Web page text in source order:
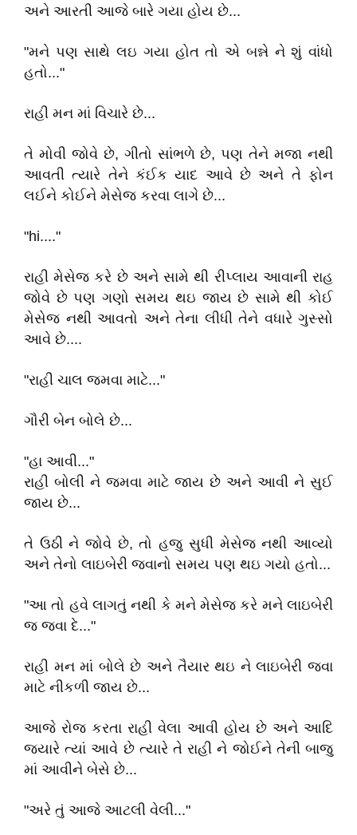
અને આરતી આજે બારે ગયા હોય છે...
"મને પણ સાથે લઇ ગયા હોત તો એ બન્ને ને શું વાંધો
હતો..."
રાહી મન માં વિચારે છે...
તે મોવી જોવે છે, ગીતો સાંભળે છે, પણ તેને મજા નથી
આવતી ત્યારે તેને કંઈક યાદ આવે છે અને તે ફોન
લઈને કોઈને મેસેજ કરવા લાગે છે...
"hi...."
રાહી મેસેજ કરે છે અને સામે થી રીપ્લાય આવાની રાહ
જોવે છે પણ ગણો સમય થઇ જાય છે સામે થી કોઈ
મેસેજ નથી આવતો અને તેના લીધી તેને વધારે ગુસ્સો
આવે છે....
"રાહી ચાલ જમવા માટે..."
ગૌરી બેન બોલે છે...
"હા આવી..."
રાહી બોલી ને જમવા માટે જાય છે અને આવી ને સુઈ
જાય છે...
તે ઉઠી ને જોવે છે, તો હજુ સુધી મેસેજ નથી આવ્યો
અને તેનો લાઇબેરી જવાનો સમય પણ થઇ ગયો હતો...
"આ તો હવે લાગતું નથી કે મને મેસેજ કરે મને લાઇબેરી
જ જવા દે..."
રાહી મન માં બોલે છે અને તૈયાર થઇ ને લાઇબેરી જવા
માટે નીકળી જાય છે...
આજે રોજ કરતા રાહી વેલા આવી હોય છે અને આદિ
જયારે ત્યાં આવે છે ત્યારે તે રાહી ને જોઈને તેની બાજુ
માં આવીને બેસે છે...
"અરે તું આજે આટલી વેલી..."